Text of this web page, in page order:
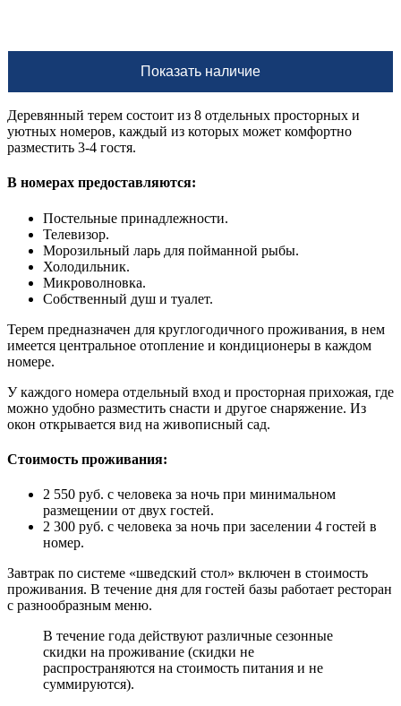
Деревянный терем состоит из 8 отдельных просторных и
уютных номеров, каждый из которых может комфортно
разместить 3-4 гостя.
В номерах предоставляются:
Постельные принадлежности.
Телевизор.
Морозильный ларь для пойманной рыбы.
Холодильник.
Микроволновка.
Собственный душ и туалет.
Терем предназначен для круглогодичного проживания, в нем
имеется центральное отопление и кондиционеры в каждом
номере.
У каждого номера отдельный вход и просторная прихожая, где
можно удобно разместить снасти и другое снаряжение. Из
окон открывается вид на живописный сад.
Стоимость проживания:
2 550 руб. с человека за ночь при минимальном
размещении от двух гостей.
2 300 руб. с человека за ночь при заселении 4 гостей в
номер.
Завтрак по системе «шведский стол» включен в стоимость
проживания. В течение дня для гостей базы работает ресторан
с разнообразным меню.
В течение года действуют различные сезонные
скидки на проживание (скидки не
распространяются на стоимость питания и не
суммируются).